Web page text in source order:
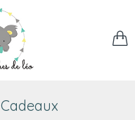
Cadeaux